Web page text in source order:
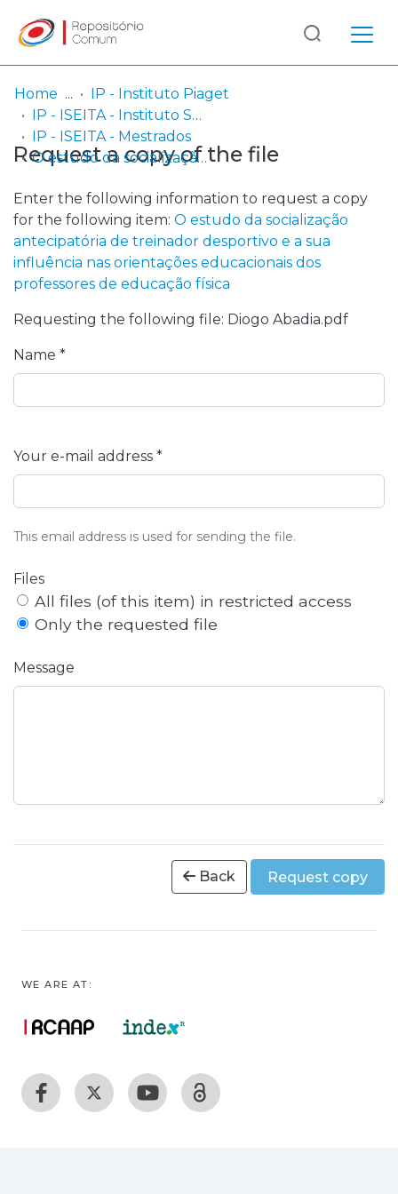
Communities
& Collections
Browse repository
Entities
Statistics
Log
In
(current)
Home
IP - Instituto Piaget
IP - ISEITA - Instituto Superior de Estudos Interculturais e Transdisciplinares de Almada
IP - ISEITA - Mestrados
O estudo da socialização antecipatória de treinador desportivo e a sua influência nas orientações educacionais dos professores de educação física
Request a copy of the file
Enter the following information to request a copy
for the following item: O estudo da socialização
antecipatória de treinador desportivo e a sua
influência nas orientações educacionais dos
professores de educação física
Requesting the following file: Diogo Abadia.pdf
Name *
Your e-mail address *
This email address is used for sending the file.
Files
All files (of this item) in restricted access
Only the requested file
Message
Back Request copy
WE ARE AT: